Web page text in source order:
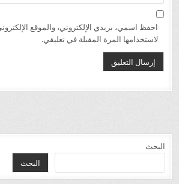
احفظ اسمي، بريدي الإلكتروني، والموقع
لاستخدامها المرة المقبلة في تعليقي.
البحث
البحث